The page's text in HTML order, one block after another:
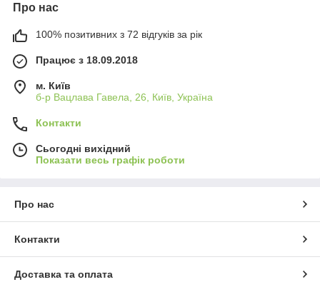
Про нас
100% позитивних з 72 відгуків за рік
Працює з 18.09.2018
м. Київ
б-р Вацлава Гавела, 26, Київ, Україна
Контакти
Сьогодні вихідний
Показати весь графік роботи
Про нас
Контакти
Доставка та оплата